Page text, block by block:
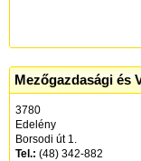
Mezőgazdasági és
3780
Edelény
Borsodi út 1.
Tel.: (48) 342-882